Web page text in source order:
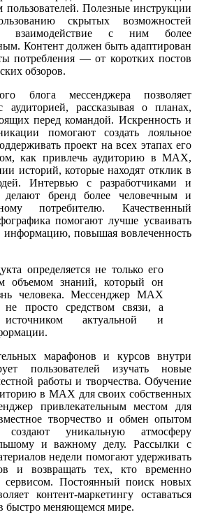
Полезные инструкции
скрытых возможностей
взаимодействие с ним более
Контент должен быть адаптирован
потребления — от коротких постов
обзоров.
блога мессенджера позволяет
рассказывая о планах,
перед командой. Искренность и
помогают создать лояльное
проект на всех этапах его
как привлечь аудиторию в MAX,
историй, которые находят отклик в
Интервью с разработчиками и
делают бренд более человечным и
потребителю. Качественный
помогают лучше усваивать
повышая вовлеченность
определяется не только его
объемом знаний, который он
человека. Мессенджер MAX
не просто средством связи, а
актуальной и
марафонов и курсов внутри
пользователей изучать новые
работы и творчества. Обучение
в MAX для своих собственных
привлекательным местом для
творчество и обмен опытом
создают уникальную атмосферу
и важному делу. Рассылки с
недели помогают удерживать
и возвращать тех, кто временно
сервисом. Постоянный поиск новых
контент-маркетингу оставаться
быстро меняющемся мире.